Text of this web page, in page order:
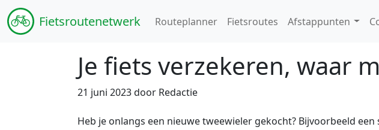
Fietsroutenetwerk Routeplanner Fietsroutes Afstappunten
Je fiets verzekeren, waar
21 juni 2023 door Redactie
Heb je onlangs een nieuwe tweewieler gekocht? Bijvoorbeeld